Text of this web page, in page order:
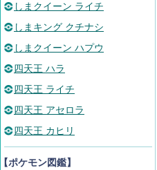
しまクイーン ライチ
しまキング クチナシ
しまクイーン ハプウ
四天王 ハラ
四天王 ライチ
四天王 アセロラ
四天王 カヒリ
ポケモン図鑑】